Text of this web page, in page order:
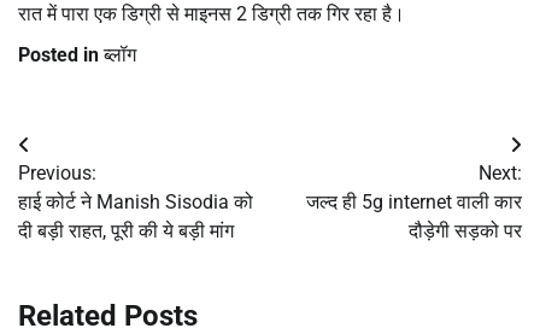
रात में पारा एक डिग्री से माइनस 2 डिग्री तक गिर रहा है।
Posted inब्लॉग
Post
navigation
Previous:
हाई कोर्ट ने Manish Sisodia को
दी बड़ी राहत, पूरी की ये बड़ी मांग
Next:
जल्द ही 5g internet वाली कार
दौड़ेगी सड़को पर
Related Posts